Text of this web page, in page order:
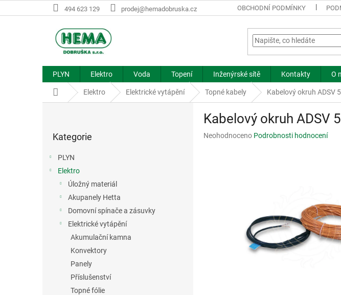
na
494 623 129 prodej@hemadobruska.cz OBCHODNÍ PODMÍNKY
PLYN Elektro Voda Topení Inženýrské sítě Kontakty O
Domů Elektro Elektrické vytápění Topné kabely Kabelový okruh ADSV
kategorie
Kategorie
PLYN
Elektro
Úložný materiál
Akupanely Hetta
Domovní spínače a zásuvky
Elektrické vytápění
Akumulační kamna
Konvektory
Panely
Příslušenství
Topné fólie
Kabelový okruh ADSV
Průměrné
Neohodnoceno Podrobnosti hodnocení